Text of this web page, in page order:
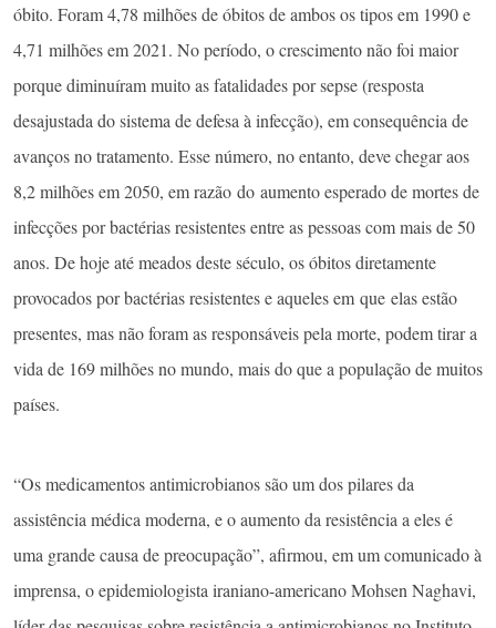
óbito. Foram 4,78 milhões de óbitos de ambos os tipos em 1990 e
4,71 milhões em 2021. No período, o crescimento não foi maior
porque diminuíram muito as fatalidades por sepse (resposta
desajustada do sistema de defesa à infecção), em consequência de
avanços no tratamento. Esse número, no entanto, deve chegar aos
8,2 milhões em 2050, em razão ​do aumento esperado de mortes de
infecções por bactérias resistentes entre as pessoas com mais de 50
anos. De hoje até meados deste século, os óbitos diretamente
provocados por bactérias resistentes e aqueles em ​que elas estão
presentes, mas não foram as responsáveis pela morte, podem tirar a
vida de 169 milhões no mundo, mais do que a população de muitos
países.
“Os medicamentos antimicrobianos são um dos pilares da
assistência médica moderna, e o aumento da resistência a eles é
uma grande causa de preocupação”, afirmou, em um comunicado à
imprensa, o epidemiologista iraniano-americano Mohsen Naghavi,